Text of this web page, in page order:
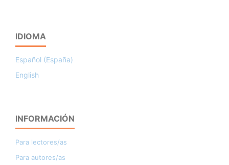
IDIOMA
Español (España)
English
INFORMACIÓN
Para lectores/as
Para autores/as